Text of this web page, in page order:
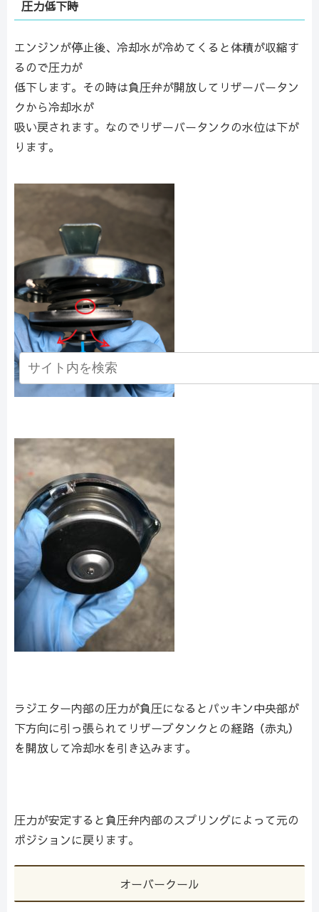
圧力低下時
エンジンが停止後、冷却水が冷めてくると体積が収縮す
るので圧力が
低下します。その時は負圧弁が開放してリザーバータン
クから冷却水が
吸い戻されます。なのでリザーバータンクの水位は下が
ります。
ラジエター内部の圧力が負圧になるとパッキン中央部が
下方向に引っ張られてリザーブタンクとの経路（赤丸）
を開放して冷却水を引き込みます。
圧力が安定すると負圧弁内部のスプリングによって元の
ポジションに戻ります。
オーバークール